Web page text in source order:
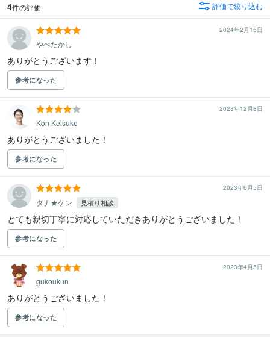
4件の評価 評価で絞り込む
2024年2月15日
やべたかし
ありがとうございます！
参考になった
2023年12月8日
Kon Keisuke
ありがとうございました！
参考になった
2023年6月5日
タナ★ケン 見積り相談
とても親切丁寧に対応していただきありがとうございました！
参考になった
2023年4月5日
gukoukun
ありがとうございました！
参考になった